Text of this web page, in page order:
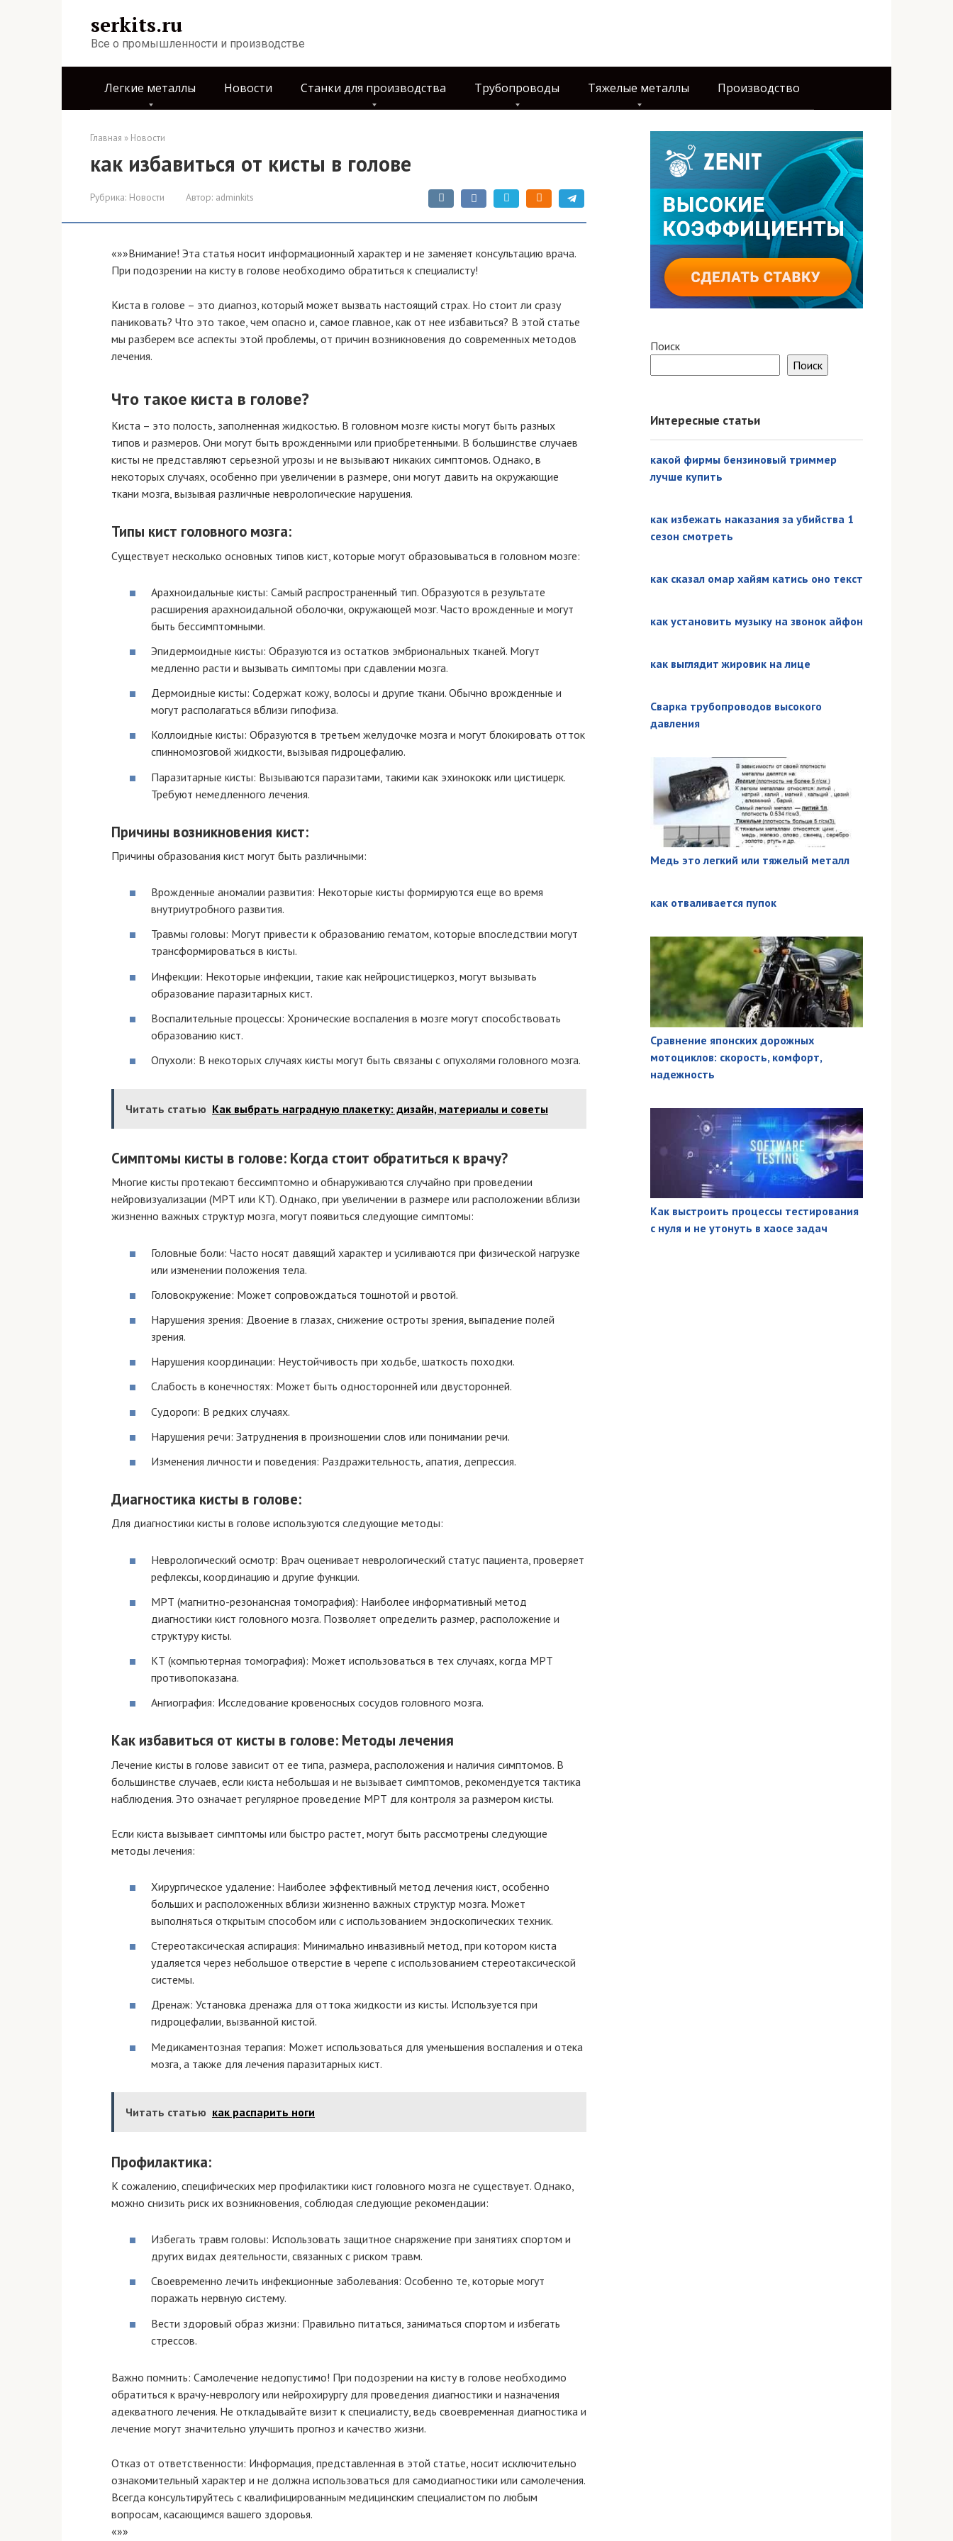
serkits.ru
Все о промышленности и производстве
Легкие металлы Новости Станки для производства Трубопроводы Тяжелые металлы Производство
Главная » Новости
как избавиться от кисты в голове
Рубрика: Новости Автор: adminkits
«»»Внимание! Эта статья носит информационный характер и не заменяет консультацию врача.
При подозрении на кисту в голове необходимо обратиться к специалисту!
Киста в голове – это диагноз, который может вызвать настоящий страх. Но стоит ли сразу
паниковать? Что это такое, чем опасно и, самое главное, как от нее избавиться? В этой статье
мы разберем все аспекты этой проблемы, от причин возникновения до современных методов
лечения.
Что такое киста в голове?
Киста – это полость, заполненная жидкостью. В головном мозге кисты могут быть разных
типов и размеров. Они могут быть врожденными или приобретенными. В большинстве случаев
кисты не представляют серьезной угрозы и не вызывают никаких симптомов. Однако, в
некоторых случаях, особенно при увеличении в размере, они могут давить на окружающие
ткани мозга, вызывая различные неврологические нарушения.
Типы кист головного мозга:
Существует несколько основных типов кист, которые могут образовываться в головном мозге:
Арахноидальные кисты: Самый распространенный тип. Образуются в результате
расширения арахноидальной оболочки, окружающей мозг. Часто врожденные и могут
быть бессимптомными.
Эпидермоидные кисты: Образуются из остатков эмбриональных тканей. Могут
медленно расти и вызывать симптомы при сдавлении мозга.
Дермоидные кисты: Содержат кожу, волосы и другие ткани. Обычно врожденные и
могут располагаться вблизи гипофиза.
Коллоидные кисты: Образуются в третьем желудочке мозга и могут блокировать отток
спинномозговой жидкости, вызывая гидроцефалию.
Паразитарные кисты: Вызываются паразитами, такими как эхинококк или цистицерк.
Требуют немедленного лечения.
Причины возникновения кист:
Причины образования кист могут быть различными:
Врожденные аномалии развития: Некоторые кисты формируются еще во время
внутриутробного развития.
Травмы головы: Могут привести к образованию гематом, которые впоследствии могут
трансформироваться в кисты.
Инфекции: Некоторые инфекции, такие как нейроцистицеркоз, могут вызывать
образование паразитарных кист.
Воспалительные процессы: Хронические воспаления в мозге могут способствовать
образованию кист.
Опухоли: В некоторых случаях кисты могут быть связаны с опухолями головного мозга.
Читать статью Как выбрать наградную плакетку: дизайн, материалы и советы
Симптомы кисты в голове: Когда стоит обратиться к врачу?
Многие кисты протекают бессимптомно и обнаруживаются случайно при проведении
нейровизуализации (МРТ или КТ). Однако, при увеличении в размере или расположении вблизи
жизненно важных структур мозга, могут появиться следующие симптомы:
Головные боли: Часто носят давящий характер и усиливаются при физической нагрузке
или изменении положения тела.
Головокружение: Может сопровождаться тошнотой и рвотой.
Нарушения зрения: Двоение в глазах, снижение остроты зрения, выпадение полей
зрения.
Нарушения координации: Неустойчивость при ходьбе, шаткость походки.
Слабость в конечностях: Может быть односторонней или двусторонней.
Судороги: В редких случаях.
Нарушения речи: Затруднения в произношении слов или понимании речи.
Изменения личности и поведения: Раздражительность, апатия, депрессия.
Диагностика кисты в голове:
Для диагностики кисты в голове используются следующие методы:
Неврологический осмотр: Врач оценивает неврологический статус пациента, проверяет
рефлексы, координацию и другие функции.
МРТ (магнитно-резонансная томография): Наиболее информативный метод
диагностики кист головного мозга. Позволяет определить размер, расположение и
структуру кисты.
КТ (компьютерная томография): Может использоваться в тех случаях, когда МРТ
противопоказана.
Ангиография: Исследование кровеносных сосудов головного мозга.
Как избавиться от кисты в голове: Методы лечения
Лечение кисты в голове зависит от ее типа, размера, расположения и наличия симптомов. В
большинстве случаев, если киста небольшая и не вызывает симптомов, рекомендуется тактика
наблюдения. Это означает регулярное проведение МРТ для контроля за размером кисты.
Если киста вызывает симптомы или быстро растет, могут быть рассмотрены следующие
методы лечения:
Хирургическое удаление: Наиболее эффективный метод лечения кист, особенно
больших и расположенных вблизи жизненно важных структур мозга. Может
выполняться открытым способом или с использованием эндоскопических техник.
Стереотаксическая аспирация: Минимально инвазивный метод, при котором киста
удаляется через небольшое отверстие в черепе с использованием стереотаксической
системы.
Дренаж: Установка дренажа для оттока жидкости из кисты. Используется при
гидроцефалии, вызванной кистой.
Медикаментозная терапия: Может использоваться для уменьшения воспаления и отека
мозга, а также для лечения паразитарных кист.
Читать статью как распарить ноги
Профилактика:
К сожалению, специфических мер профилактики кист головного мозга не существует. Однако,
можно снизить риск их возникновения, соблюдая следующие рекомендации:
Избегать травм головы: Использовать защитное снаряжение при занятиях спортом и
других видах деятельности, связанных с риском травм.
Своевременно лечить инфекционные заболевания: Особенно те, которые могут
поражать нервную систему.
Вести здоровый образ жизни: Правильно питаться, заниматься спортом и избегать
стрессов.
Важно помнить: Самолечение недопустимо! При подозрении на кисту в голове необходимо
обратиться к врачу-неврологу или нейрохирургу для проведения диагностики и назначения
адекватного лечения. Не откладывайте визит к специалисту, ведь своевременная диагностика и
лечение могут значительно улучшить прогноз и качество жизни.
Отказ от ответственности: Информация, представленная в этой статье, носит исключительно
ознакомительный характер и не должна использоваться для самодиагностики или самолечения.
Всегда консультируйтесь с квалифицированным медицинским специалистом по любым
вопросам, касающимся вашего здоровья.
«»»
Поиск
Поиск
Интересные статьи
какой фирмы бензиновый триммер
лучше купить
как избежать наказания за убийства 1
сезон смотреть
как сказал омар хайям катись оно текст
как установить музыку на звонок айфон
как выглядит жировик на лице
Сварка трубопроводов высокого
давления
Медь это легкий или тяжелый металл
как отваливается пупок
Сравнение японских дорожных
мотоциклов: скорость, комфорт,
надежность
Как выстроить процессы тестирования
с нуля и не утонуть в хаосе задач